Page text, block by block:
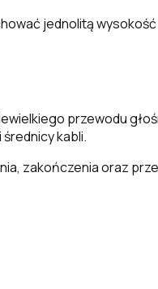
jednolitą wysokość
przewodu
kabli.
zakończenia oraz